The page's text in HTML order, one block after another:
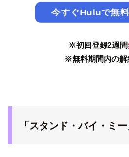
今すぐHuluで無
※初回登録2週間
※無料期間内の解
「スタンド・バイ・ミ